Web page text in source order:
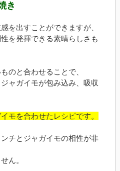
き
を出すことができますが、
を発揮できる素晴らしさも
のと合わせることで、
ャガイモが包み込み、吸収
モを合わせたレシピです。
チとジャガイモの相性が非
ん。